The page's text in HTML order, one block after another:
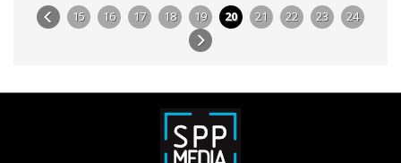
15 16 17 18 19 20 21 22 23 24